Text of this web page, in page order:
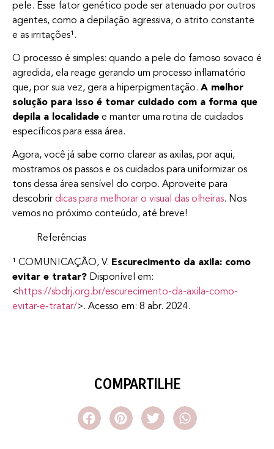
pele. Esse fator genético pode ser atenuado por outros
agentes, como a depilação agressiva, o atrito constante
e as irritações¹.
O processo é simples: quando a pele do famoso sovaco é
agredida, ela reage gerando um processo inflamatório
que, por sua vez, gera a hiperpigmentação. A melhor
solução para isso é tomar cuidado com a forma que
depila a localidade e manter uma rotina de cuidados
específicos para essa área.
Agora, você já sabe como clarear as axilas, por aqui,
mostramos os passos e os cuidados para uniformizar os
tons dessa área sensível do corpo. Aproveite para
descobrir dicas para melhorar o visual das olheiras. Nos
vemos no próximo conteúdo, até breve!
Referências
¹ COMUNICAÇÃO, V. Escurecimento da axila: como
evitar e tratar? Disponível em:
<https://sbdrj.org.br/escurecimento-da-axila-como-
evitar-e-tratar/>. Acesso em: 8 abr. 2024.
COMPARTILHE